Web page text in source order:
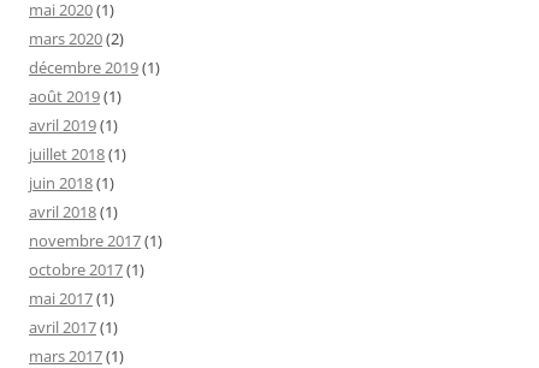
mai 2020(1)
mars 2020(2)
décembre 2019(1)
août 2019(1)
avril 2019(1)
juillet 2018(1)
juin 2018(1)
avril 2018(1)
novembre 2017(1)
octobre 2017(1)
mai 2017(1)
avril 2017(1)
mars 2017(1)